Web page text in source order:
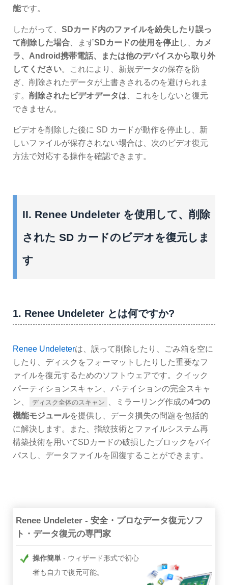
能です。
したがって、 SDカード内のファイルを紛失したり誤っ
て削除した場合 、まずSDカードの使用を停止 し、
カメ
ラ、Android携帯電話、または他のデバイスから取り外
してください。これにより、新規データの保存を防
ぎ、削除されたデータが上書きされるのを避けられま
す。 削除されたビデオデータは 、これをしないと復元
できません。
ビデオを削除した後に SD カードが動作を停止し、新
しいファイルが保存されない場合は、次のビデオ復元
方法で対応する操作を確認できます。
II. Renee Undeleter を使用して、削除
された SD カードのビデオを復元しま
す
1. Renee Undeleter とは何ですか?
Renee Undeleterは、誤って削除したり、ごみ箱を空に
したり、ディスクをフォーマットしたりした重要なフ
ァイルを復元するためのソフトウェアです。クイック
パーティションスキャン、パ-テイションの完全スキャ
ン、
ディスク全体のスキャン 、ミラーリング作成の4つの
機能モジュールを提供し、データ損失の問題を包括的
に解決します。また、指紋技術とファイルシステム再
構築技術を用いてSDカードの破損したブロックをバイ
パスし、データファイルを回復することができます。
Renee Undeleter - 安全・プロなデータ復元ソフ
ト・データ復元の専門家
操作簡単
ウィザード形式で初心
者も自力で復元可能。